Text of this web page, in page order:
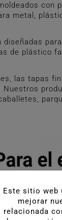
con
metal,
diseñadas
de plástico
las tapas
Este sitio web
mejorar
relacionada